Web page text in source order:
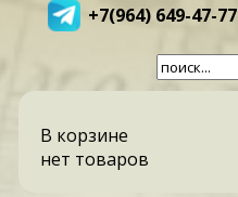
+7(964) 649-47-77
В корзине
нет товаров